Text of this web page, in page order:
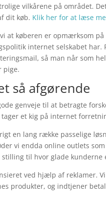
vilkårene på området.
dit køb. Klik her for at læse
at køberen er opmærksom
internet selskabet
så man når som
pige.
så afgørende
genveje til at betragte
et kig på internet
en lang række passelige
vi endda online outlets
til hvor glade kunderne
ved hjælp af reklamer.
produkter, og indtjener